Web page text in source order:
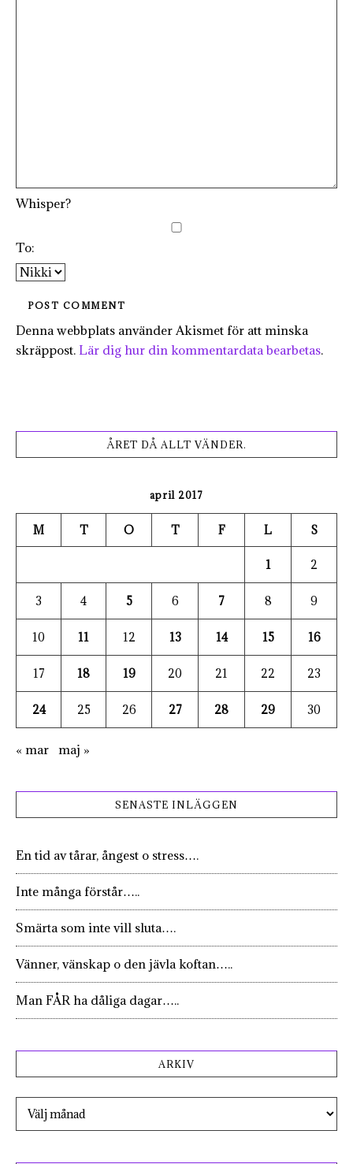
Whisper?
To:
Denna webbplats använder Akismet för att minska
skräppost. Lär dig hur din kommentardata bearbetas.
ÅRET DÅ ALLT VÄNDER.
april 2017
M T O T F L S
1 2
3 4 5 6 7 8 9
10 11 12 13 14 15 16
17 18 19 20 21 22 23
24 25 26 27 28 29 30
« mar maj »
SENASTE INLÄGGEN
En tid av tårar, ångest o stress….
Inte många förstår…..
Smärta som inte vill sluta….
Vänner, vänskap o den jävla koftan…..
Man FÅR ha dåliga dagar…..
ARKIV
Arkiv